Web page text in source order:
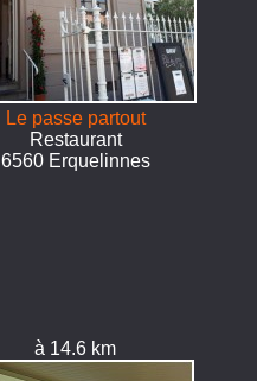
Le passe partout
Restaurant
6560 Erquelinnes
à 14.6 km